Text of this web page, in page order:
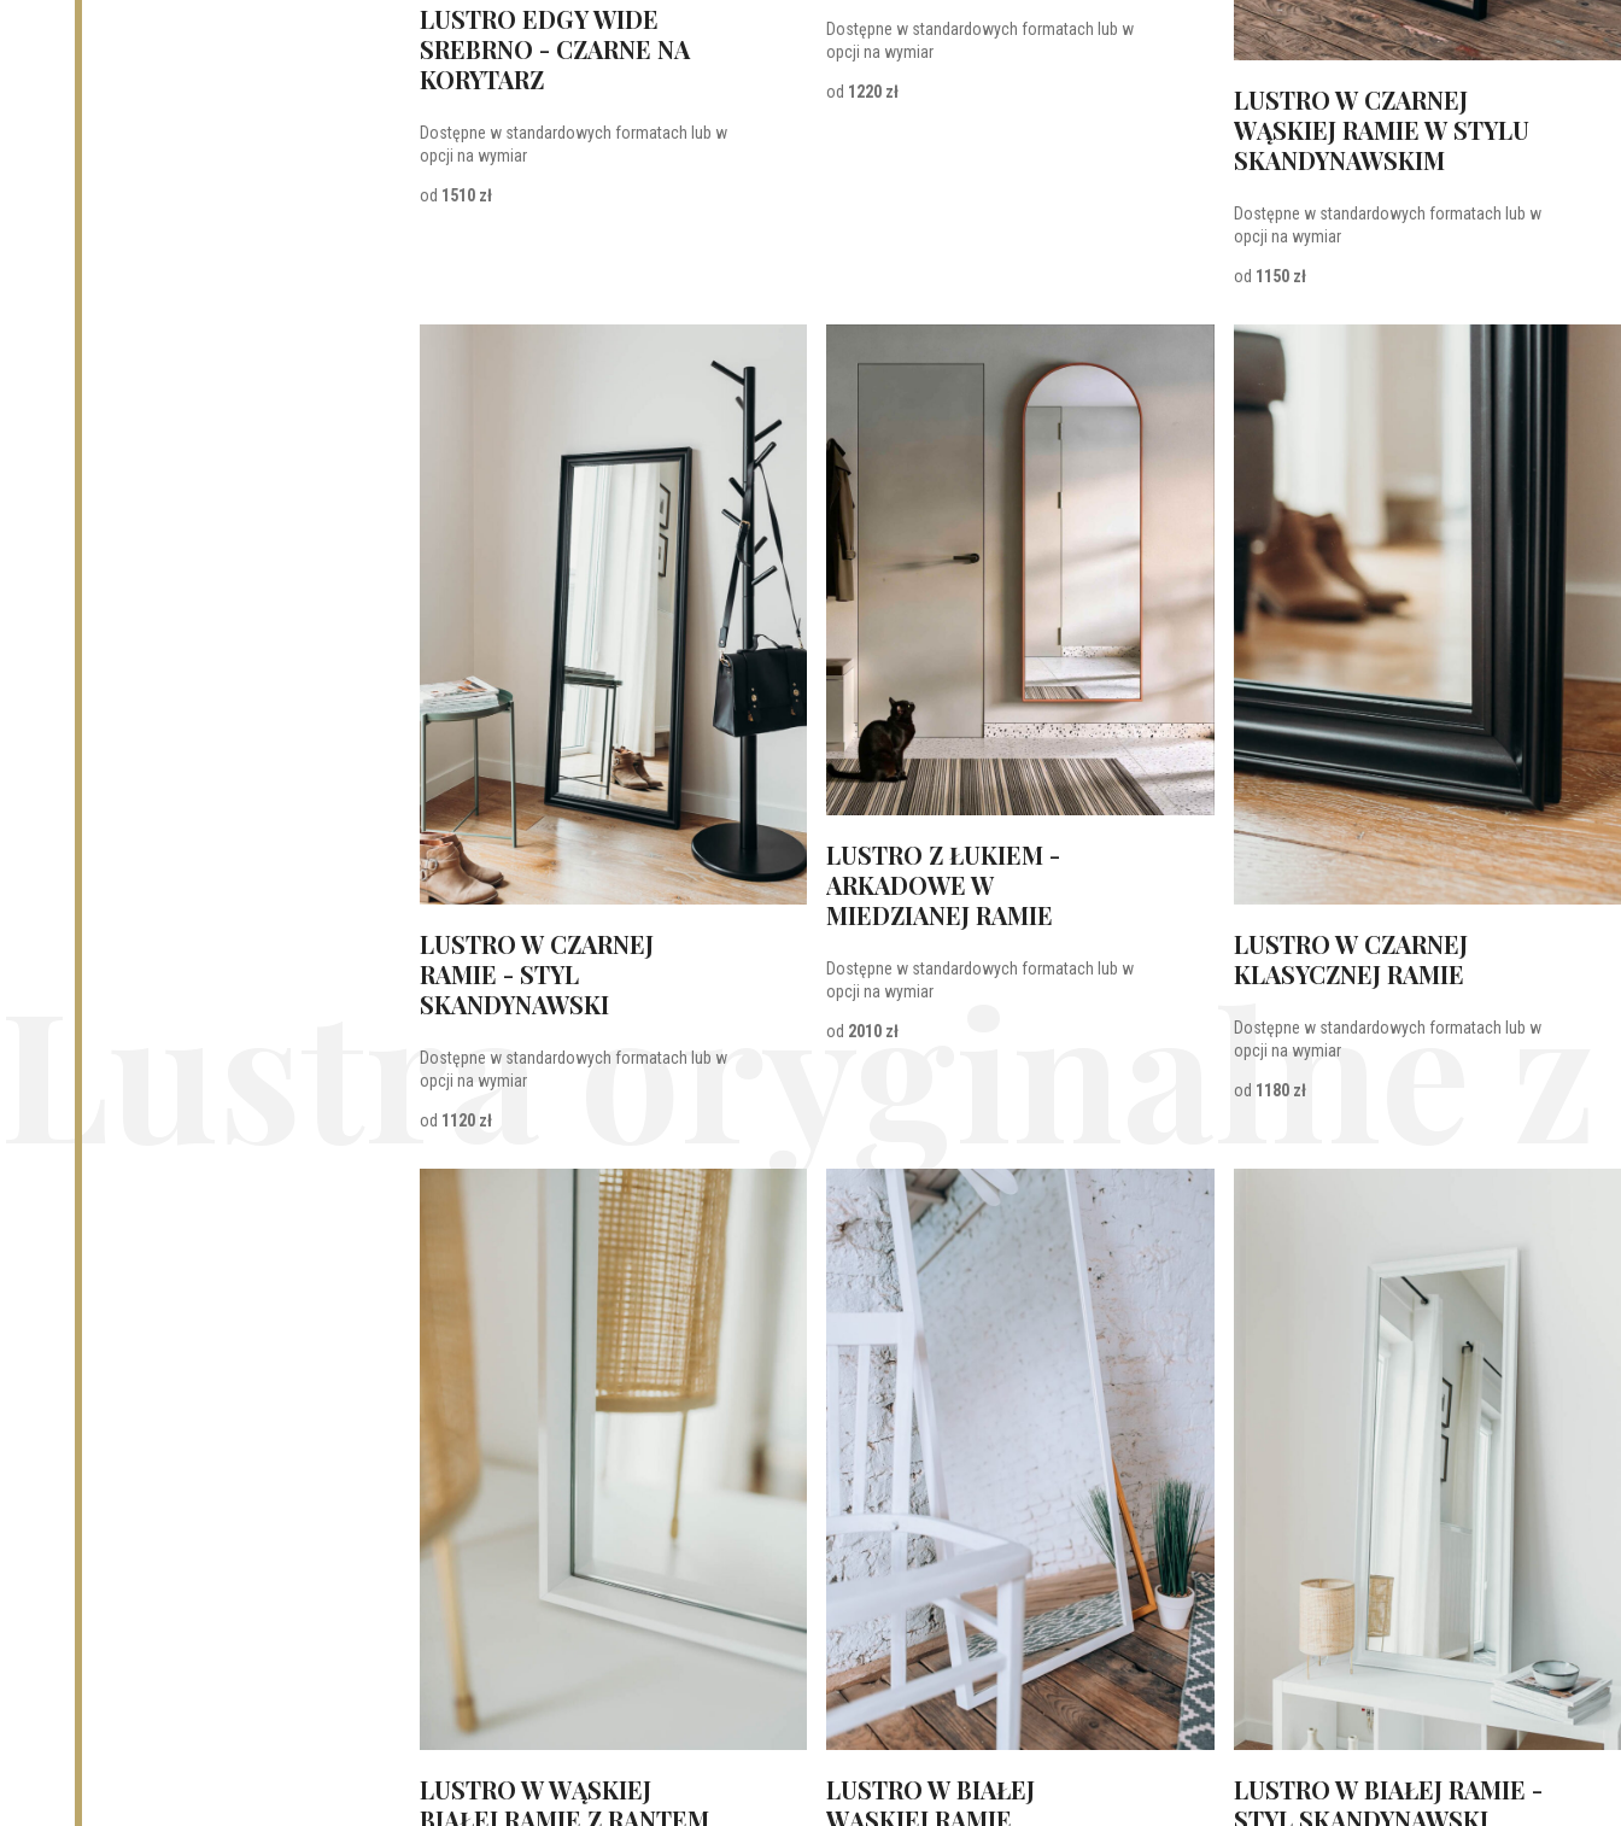
LUSTRO EDGY WIDE
SREBRNO - CZARNE NA
KORYTARZ
Dostępne w standardowych formatach lub w
opcji na wymiar
od 1510 zł
Dostępne w standardowych formatach lub w
opcji na wymiar
od 1220 zł
LUSTRO W CZARNEJ
WĄSKIEJ RAMIE W STYLU
SKANDYNAWSKIM
Dostępne w standardowych formatach lub w
opcji na wymiar
od 1150 zł
LUSTRO W CZARNEJ
RAMIE - STYL
SKANDYNAWSKI
Dostępne w standardowych formatach lub w
opcji na wymiar
od 1120 zł
LUSTRO Z ŁUKIEM -
ARKADOWE W
MIEDZIANEJ RAMIE
Dostępne w standardowych formatach lub w
opcji na wymiar
od 2010 zł
LUSTRO W CZARNEJ
KLASYCZNEJ RAMIE
Dostępne w standardowych formatach lub w
opcji na wymiar
od 1180 zł
LUSTRO W WĄSKIEJ
BIAŁEJ RAMIE Z RANTEM
LUSTRO W BIAŁEJ
WĄSKIEJ RAMIE
LUSTRO W BIAŁEJ RAMIE -
STYL SKANDYNAWSKI
Lustra